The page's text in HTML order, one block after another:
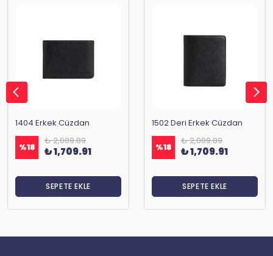
1404 Erkek Cüzdan
%18
₺ 2,089.89
₺ 1,709.91
SEPETE EKLE
1502 Deri Erkek Cüzdan
%18
₺ 2,089.89
₺ 1,709.91
SEPETE EKLE